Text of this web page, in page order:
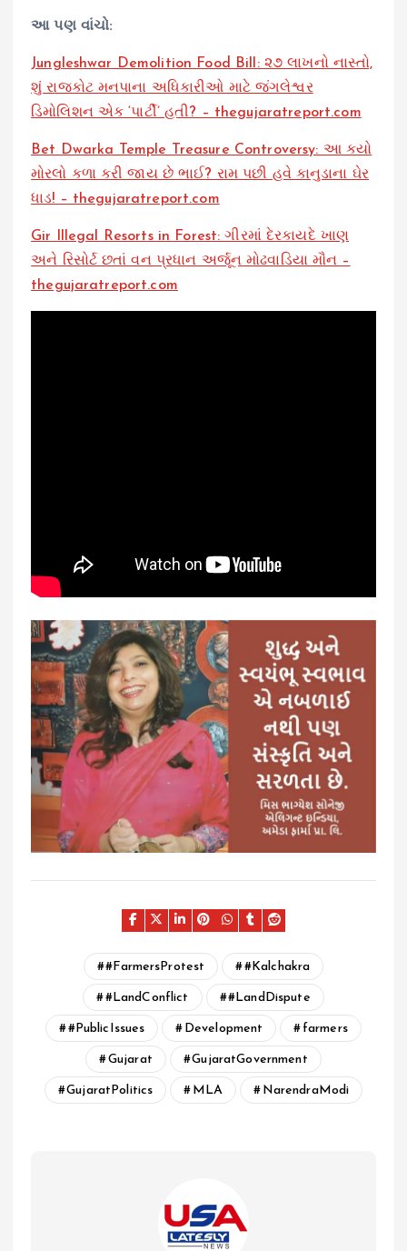
આ પણ વાંચો:
Jungleshwar Demolition Food Bill: ૨૭ લાખનો નાસ્તો,
શું રાજકોટ મનપાના અધિકારીઓ માટે જંગલેશ્વર
ડિમોલિશન એક ‘પાર્ટી’ હતી? – thegujaratreport.com
Bet Dwarka Temple Treasure Controversy: આ કયો
મોરલો કળા કરી જાય છે ભાઈ? રામ પછી હવે કાનુડાના ઘેર
ધાડ! – thegujaratreport.com
Gir Illegal Resorts in Forest: ગીરમાં દેરકાયદે ખાણ
અને રિસોર્ટ છતાં વન પ્રધાન અર્જૂન મોઢવાડિયા મૌન –
thegujaratreport.com
#FarmersProtest #Kalchakra
#LandConflict #LandDispute
#PublicIssues Development farmers
Gujarat GujaratGovernment
GujaratPolitics MLA NarendraModi